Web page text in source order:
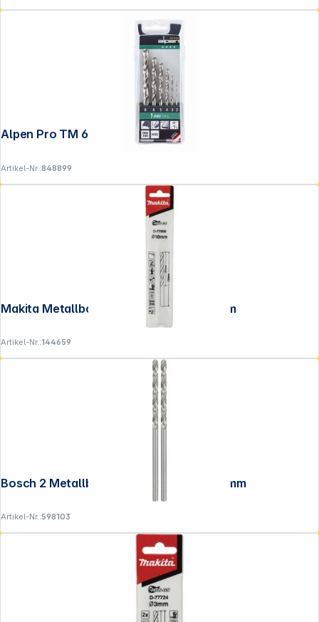
Alpen Pro TM 6 2-3-4-5-6-8
Artikel-Nr.:848899
Makita Metallbohrer HSS-GS 10,0x133mm
Artikel-Nr.:144659
Bosch 2 Metallbohrer HSS-G 2,0x24x49mm
Artikel-Nr.:598103